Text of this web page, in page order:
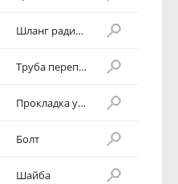
Шланг радиатора
Труба перепускная термостата
Прокладка уплотнительная
Болт
Шайба